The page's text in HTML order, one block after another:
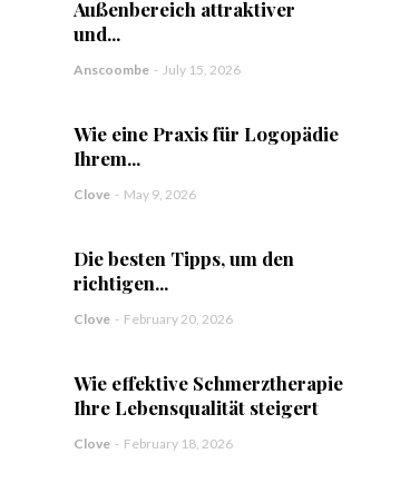
Außenbereich attraktiver
und...
Anscoombe - July 15, 2026
Wie eine Praxis für Logopädie
Ihrem...
Clove - May 9, 2026
Die besten Tipps, um den
richtigen...
Clove - February 20, 2026
Wie effektive Schmerztherapie
Ihre Lebensqualität steigert
Clove - February 18, 2026